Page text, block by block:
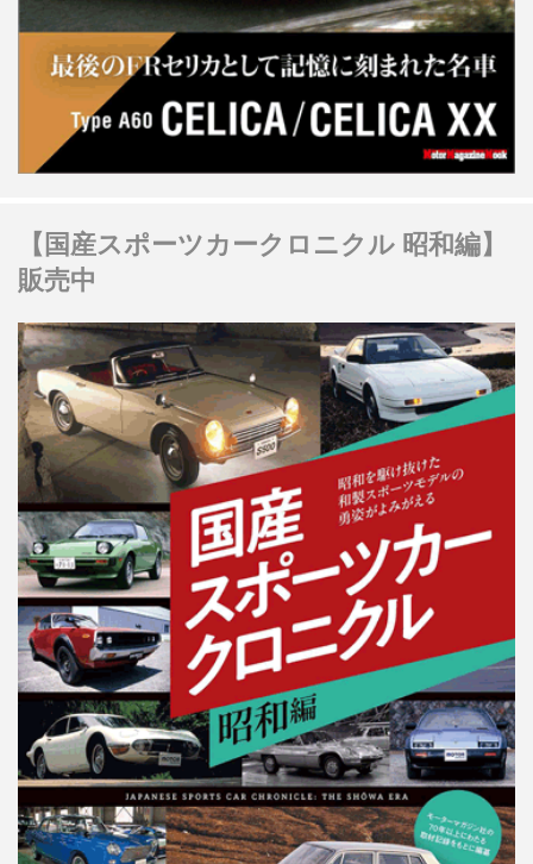
【国産スポーツカークロニクル 昭和編】
販売中